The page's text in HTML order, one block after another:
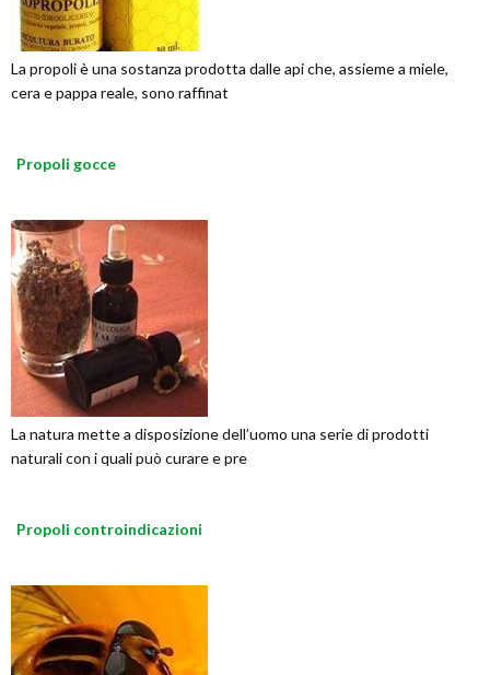
La propoli è una sostanza prodotta dalle api che, assieme a miele,
cera e pappa reale, sono raffinat
Propoli gocce
La natura mette a disposizione dell’uomo una serie di prodotti
naturali con i quali può curare e pre
Propoli controindicazioni